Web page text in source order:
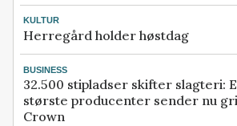
KULTUR
Herregård holder høstdag
BUSINESS
32.500 stipladser skifter slagteri:
største producenter sender nu
Crown